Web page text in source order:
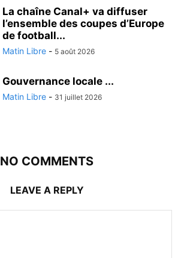
La chaîne Canal+ va diffuser
l’ensemble des coupes d’Europe
de football...
Matin Libre - 5 août 2026
Gouvernance locale ...
Matin Libre - 31 juillet 2026
NO COMMENTS
LEAVE A REPLY